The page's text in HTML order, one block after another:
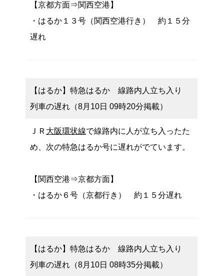
【京都方面⇒関西空港】
・はるか１３号（関西空港行き） 約１５分
遅れ
【はるか】特急はるか 線路内人立ち入り
列車の遅れ（8月10日 09時20分掲載）
ＪＲ 大阪環状線で線路内に人が立ち入ったた
め、次の特急はるか号に遅れがでています。
【関西空港⇒京都方面】
・はるか６号（京都行き） 約１５分遅れ
【はるか】特急はるか 線路内人立ち入り
列車の遅れ（8月10日 08時35分掲載）